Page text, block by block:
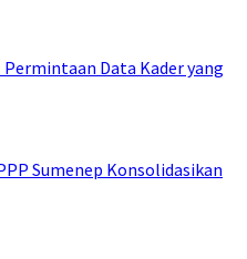
Permintaan Data Kader yang
Sumenep Konsolidasikan